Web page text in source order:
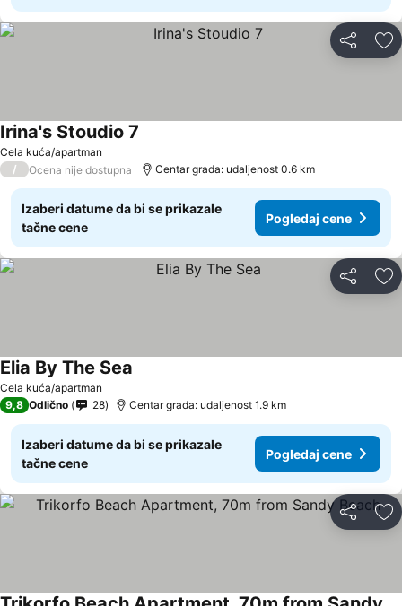
Deli
Cela kuća/apartman
Irina's Stoudio 7
/ Ocena nije dostupna Centar grada: udaljenost 0.6 km
Izaberi datume da bi se prikazale
tačne cene
Pogledaj cene
Deli
Cela kuća/apartman
Elia By The Sea
9,8 Odlično 28 Centar grada: udaljenost 1.9 km
Izaberi datume da bi se prikazale
tačne cene
Pogledaj cene
Deli